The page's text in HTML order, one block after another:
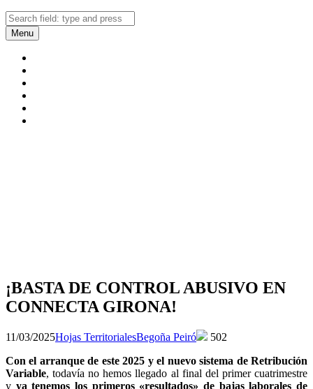
Search
Search
Menu
¡BASTA DE CONTROL ABUSIVO EN
CONNECTA GIRONA!
11/03/2025Hojas TerritorialesBegoña Peiró
502
Con el arranque de este 2025 y el nuevo sistema de Retribución
Variable, todavía no hemos llegado al final del primer cuatrimestre
y ya tenemos los primeros «resultados» de bajas laborales de